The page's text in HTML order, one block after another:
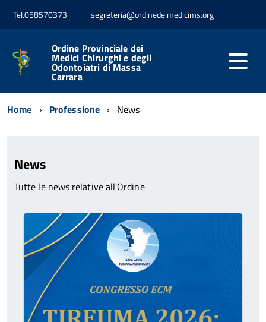
Tel.058570373 segreteria@ordinedeimedicims.org
Ordine Provinciale dei
Medici Chirurghi e degli
Odontoiatri di Massa
Carrara
Home Professione News
News
Tutte le news relative all'Ordine